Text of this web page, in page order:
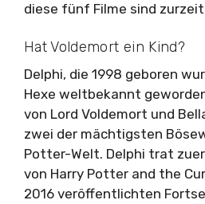
diese fünf Filme sind
Hat Voldemort ein Kind?
Delphi, die 1998 geboren
Hexe weltbekannt
von Lord Voldemort und
zwei der mächtigsten
Potter-Welt. Delphi trat
von Harry Potter and the
2016 veröffentlichten